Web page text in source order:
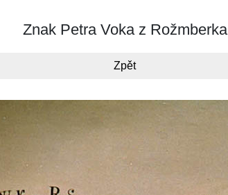
Znak Petra Voka z Rožmberka
Zpět